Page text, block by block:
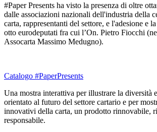
#Paper Presents ha visto la presenza di oltre
dalle associazioni nazionali dell'industria della
carta, rappresentanti del settore, e l'adesione e
otto eurodeputati fra cui l’On. Pietro Fiocchi
Assocarta Massimo Medugno).
Catalogo #PaperPresents
Una mostra interattiva per illustrare la diversità
orientato al futuro del settore cartario e per
innovativi della carta, un prodotto rinnovabile,
responsabile.